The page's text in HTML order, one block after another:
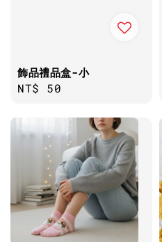
飾品禮品盒-小
Regular
NT$ 50